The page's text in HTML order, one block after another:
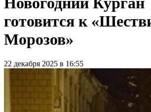
готовится к
Морозов»
22 декабря 2025 в 16:55